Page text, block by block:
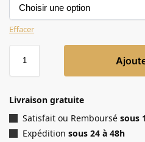
Effacer
Livraison gratuite
Satisfait ou Remboursésous
Expédition sous 24 à 48h